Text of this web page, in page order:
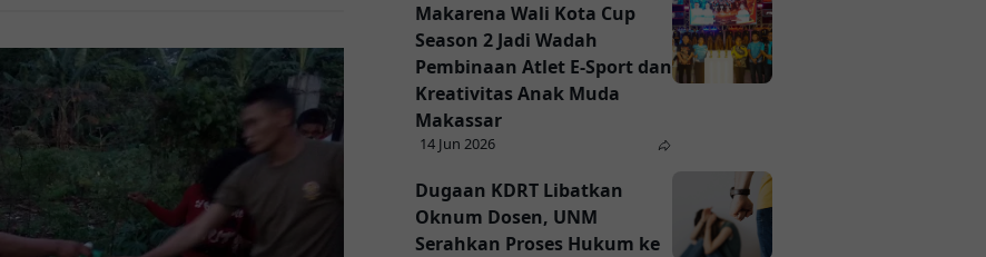
Makarena Wali Kota Cup
Season 2 Jadi Wadah
Pembinaan Atlet E-Sport dan
Kreativitas Anak Muda
Makassar
14 Jun 2026
Dugaan KDRT Libatkan
Oknum Dosen, UNM
Serahkan Proses Hukum ke